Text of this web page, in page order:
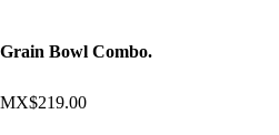
Grain Bowl Combo.
MX$219.00